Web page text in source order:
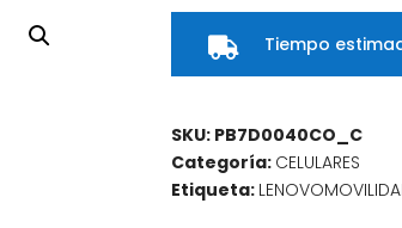
 Tiempo
SKU: PB7D0040CO_C
Categoría: CELULARES
Etiqueta: